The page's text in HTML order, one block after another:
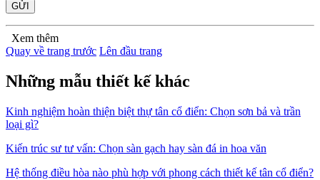
GỬI
Xem thêm
Quay về trang trước Lên đầu trang
Những mẫu thiết kế khác
Kinh nghiệm hoàn thiện biệt thự tân cổ điển: Chọn sơn bả và trần
loại gì?
Kiến trúc sư tư vấn: Chọn sàn gạch hay sàn đá in hoa văn
Hệ thống điều hòa nào phù hợp với phong cách thiết kế tân cổ điển?